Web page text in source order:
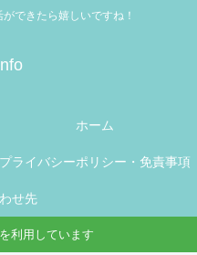
できたら嬉しいですね！
ホーム
プライバシーポリシー・免責事項
せ先
利用しています